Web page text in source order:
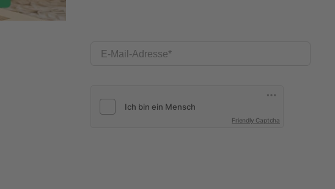
E-Mail-Adresse
Friendly Captcha